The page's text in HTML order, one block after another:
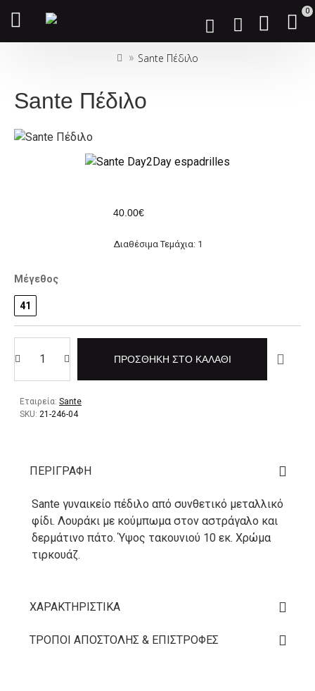
Αυτός
ο
ένα
σύστημα
προσβασιμότητας.
0
Sante Πέδιλο
Sante Πέδιλο
Εταιρεία: Sante
SKU: 21-246-04
40.00€
Διαθέσιμα Τεμάχια: 1
Μέγεθος
41
ΠΡΟΣΘΉΚΗ ΣΤΟ ΚΑΛΆΘΙ
ΠΕΡΙΓΡΑΦΉ
Sante γυναικείο πέδιλο από συνθετικό μεταλλικό
φίδι. Λουράκι με κούμπωμα στον αστράγαλο και
δερμάτινο πάτο. Ύψος τακουνιού 10 εκ. Χρώμα
τιρκουάζ.
ΧΑΡΑΚΤΗΡΙΣΤΙΚΆ
ΤΡΌΠΟΙ ΑΠΟΣΤΟΛΉΣ & ΕΠΙΣΤΡΟΦΈΣ